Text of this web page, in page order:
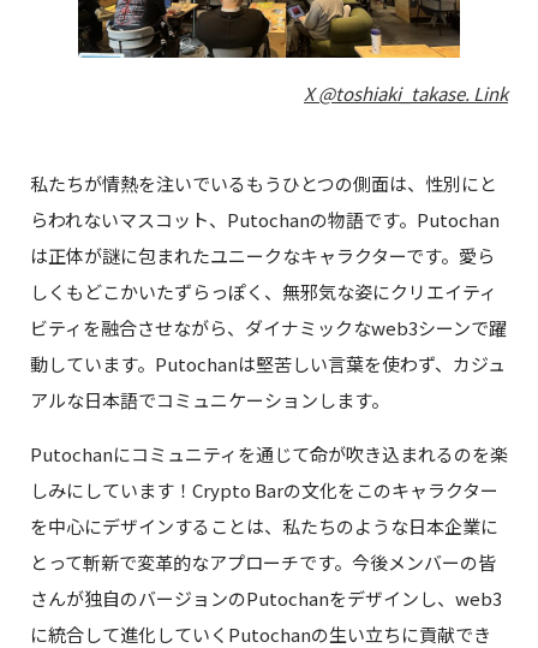
X @toshiaki_takase. Link
私たちが情熱を注いでいるもうひとつの側面は、性別にと
らわれないマスコット、Putochanの物語です。Putochan
は正体が謎に包まれたユニークなキャラクターです。愛ら
しくもどこかいたずらっぽく、無邪気な姿にクリエイティ
ビティを融合させながら、ダイナミックなweb3シーンで躍
動しています。Putochanは堅苦しい言葉を使わず、カジュ
アルな日本語でコミュニケーションします。
Putochanにコミュニティを通じて命が吹き込まれるのを楽
しみにしています！Crypto Barの文化をこのキャラクター
を中心にデザインすることは、私たちのような日本企業に
とって斬新で変革的なアプローチです。今後メンバーの皆
さんが独自のバージョンのPutochanをデザインし、web3
に統合して進化していくPutochanの生い立ちに貢献でき